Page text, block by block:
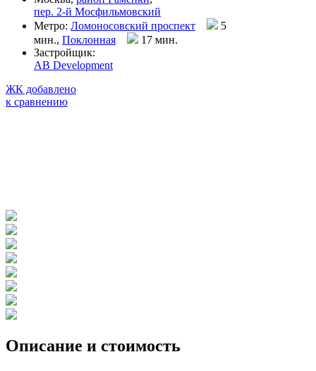
пер. 2-й Мосфильмовский
Метро: Ломоносовский проспект
5
мин., Поклонная 17 мин.
Застройщик:
AB Development
ЖК добавлено
к сравнению
Описание и стоимость